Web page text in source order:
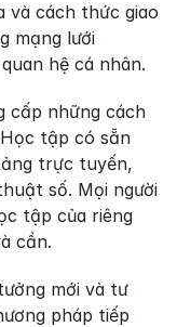
và cách thức giao
mạng lưới
hệ cá nhân.
cấp những cách
tập có sẵn
trực tuyến,
số. Mọi người
tập của riêng
cần.
mới và tư
pháp tiếp